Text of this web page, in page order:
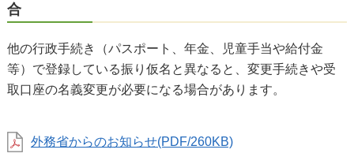
合
他の行政手続き（パスポート、年金、児童手当や給付金
等）で登録している振り仮名と異なると、変更手続きや受
取口座の名義変更が必要になる場合があります。
外務省からのお知らせ(PDF/260KB)